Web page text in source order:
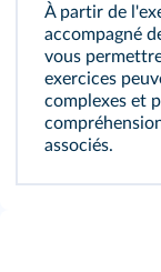
À partir de
accompagné
vous
exercices
complexes et
associés.